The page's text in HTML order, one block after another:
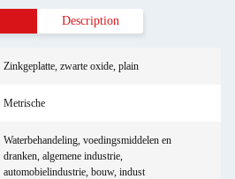
Description
Zinkgeplatte, zwarte oxide, plain
Metrische
Waterbehandeling, voedingsmiddelen en
dranken, algemene industrie,
automobielindustrie, bouw, indust